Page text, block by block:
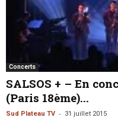
Concerts
SALSOS + – En
(Paris 18ème)...
Sud Plateau TV - 31 juillet 2015